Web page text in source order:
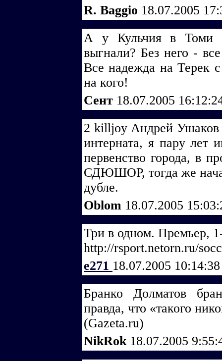
R. Baggio 18.07.2005
А у Кульчия в Томи -
выгнали? Без него -
Все надежда на Терек
на кого!
Сент 18.07.2005
2 killjoy Андрей Ушаков
интерната, я пару лет
первенство города, в
СДЮШОР, тогда же
дубле.
Oblom 18.07.2005
Три в одном. Премьер,
http://rsport.netorn.ru/
e271 18.07.2005
Бранко Долматов
правда, что «такого
(Gazeta.ru)
NikRok 18.07.2005